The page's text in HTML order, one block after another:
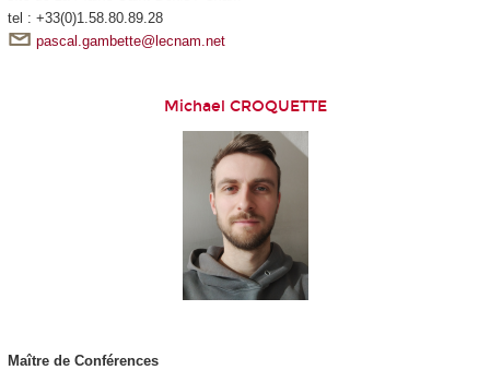
tel : +33(0)1.58.80.89.28
pascal.gambette@lecnam.net
Michael CROQUETTE
Maître de Conférences